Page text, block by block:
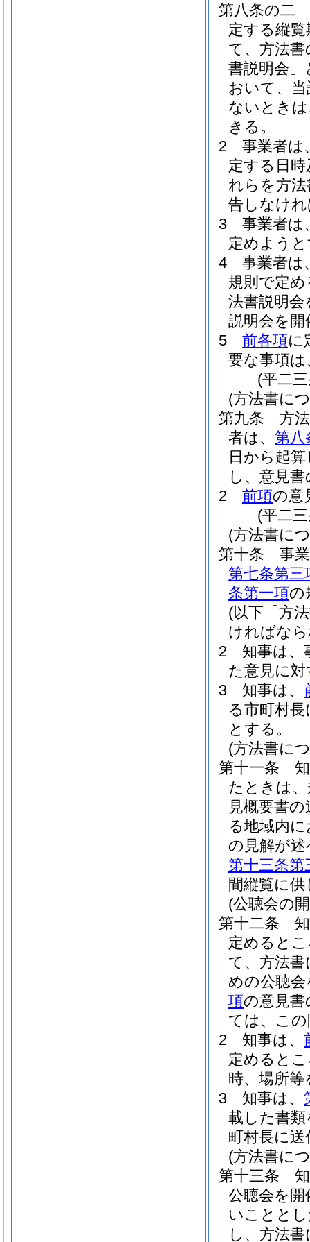
第八条の二
定する縦
て、方法
書説明会」
おいて、
ないとき
きる。
2
事業者は
定する日
れらを方
告しなけ
3
事業者は
定めよう
4
事業者は
規則で定
法書説明
説明会を
5
前各項に
要な事項
(平二
(方法書に
第九条
方
者は、 第八
日から起
し、意見
2
前項の意
(平二
(方法書に
第十条
事
第七条第三
条第一項の
(以下「方
ければな
2
知事は、
た意見に
3
知事は、
る市町村
とする。
(方法書に
第十一条
たときは
見概要書
る地域内
の見解が
第十三条第
間縦覧に
(公聴会の
第十二条
定めると
て、方法
めの公聴
項の意見
ては、こ
2
知事は、
定めると
時、場所
3
知事は、
載した書
町村長に
(方法書に
第十三条
公聴会を
いことと
し、方法